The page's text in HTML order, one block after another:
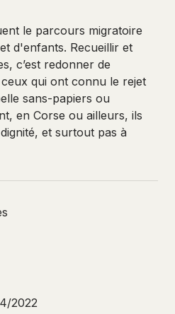
le parcours migratoire
d'enfants. Recueillir et
c’est redonner de
qui ont connu le rejet
sans-papiers ou
en Corse ou ailleurs, ils
et surtout pas à
2022